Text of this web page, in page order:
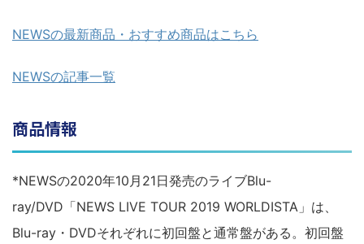
NEWSの最新商品・おすすめ商品はこちら
NEWSの記事一覧
商品情報
*NEWSの2020年10月21日発売のライブBlu-
ray/DVD「NEWS LIVE TOUR 2019 WORLDISTA」は、
Blu-ray・DVDそれぞれに初回盤と通常盤がある。初回盤